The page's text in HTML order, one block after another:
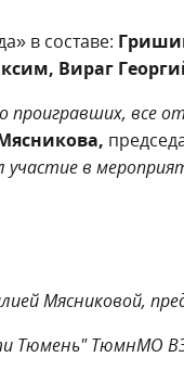
в составе:
Вираг
все
участие в
Мясниковой,
Тюмень" ТюмнМО